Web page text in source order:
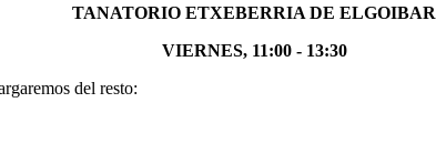
TANATORIO ETXEBERRIA DE ELGOIBAR
VIERNES, 11:00 - 13:30
del resto: